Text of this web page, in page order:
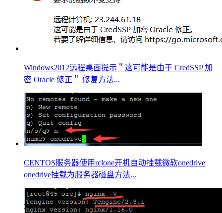
Windows2012远程桌面提示＂这可能是由于 CredSSP 加
密 Oracle 修正＂ 修复方法...
CENTOS服务器使用rclone开机自动挂载微软onedrive
onedrive挂载为服务器磁盘方法...